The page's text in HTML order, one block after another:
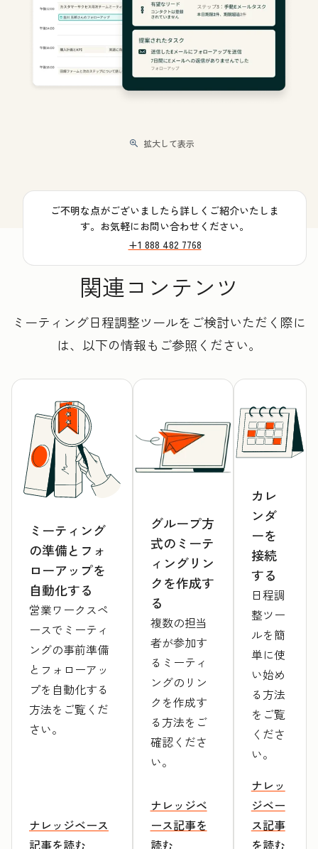
拡大して表示
ご不明な点がございましたら詳しくご紹介いたしま
す。お気軽にお問い合わせください。
+1 888 482 7768
関連コンテンツ
ミーティング日程調整ツールをご検討いただく際に
は、以下の情報もご参照ください。
ミーティング
の準備とフォ
ローアップを
自動化する
営業ワークスペ
ースでミーティ
ングの事前準備
とフォローアッ
プを自動化する
方法をご覧くだ
さい。
ナレッジベース
記事を読む
グループ方
式のミーテ
ィングリン
クを作成す
る
複数の担当
者が参加す
るミーティ
ングのリン
クを作成す
る方法をご
確認くださ
い。
ナレッジベ
ース記事を
読む
カレ
ンダ
ーを
接続
する
日程調
整ツー
ルを簡
単に使
い始め
る方法
をご覧
くださ
い。
ナレッ
ジベー
ス記事
を読む